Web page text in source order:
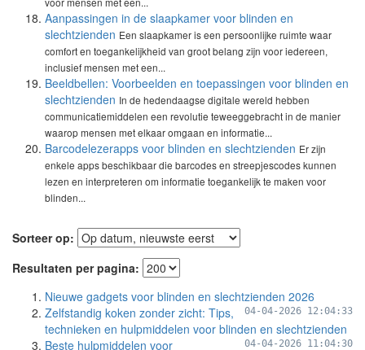
Aanpassingen in de slaapkamer voor blinden en
slechtzienden Een slaapkamer is een persoonlijke ruimte waar
comfort en toegankelijkheid van groot belang zijn voor iedereen,
inclusief mensen met een...
Beeldbellen: Voorbeelden en toepassingen voor blinden en
slechtzienden In de hedendaagse digitale wereld hebben
communicatiemiddelen een revolutie teweeggebracht in de manier
waarop mensen met elkaar omgaan en informatie...
Barcodelezerapps voor blinden en slechtzienden Er zijn
enkele apps beschikbaar die barcodes en streepjescodes kunnen
lezen en interpreteren om informatie toegankelijk te maken voor
blinden...
Sorteer op:
Resultaten per pagina:
Nieuwe gadgets voor blinden en slechtzienden 2026
04-04-2026 12:04:33
Zelfstandig koken zonder zicht: Tips,
technieken en hulpmiddelen voor blinden en slechtzienden
04-04-2026 11:04:30
Beste hulpmiddelen voor